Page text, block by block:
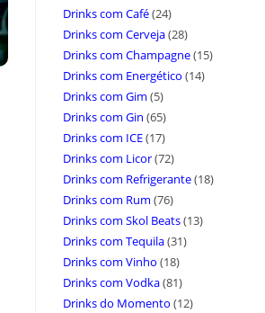
Drinks com Café(24)
Drinks com Cerveja(28)
Drinks com Champagne(15)
Drinks com Energético (14)
Drinks com Gim (5)
Drinks com Gin (65)
Drinks com ICE(17)
Drinks com Licor(72)
Drinks com Refrigerante(18)
Drinks com Rum (76)
Drinks com Skol Beats(13)
Drinks com Tequila(31)
Drinks com Vinho (18)
Drinks com Vodka(81)
Drinks do Momento (12)